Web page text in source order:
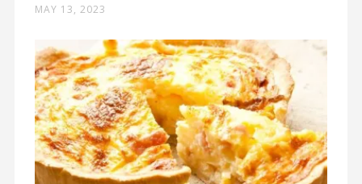
MAY 13, 2023